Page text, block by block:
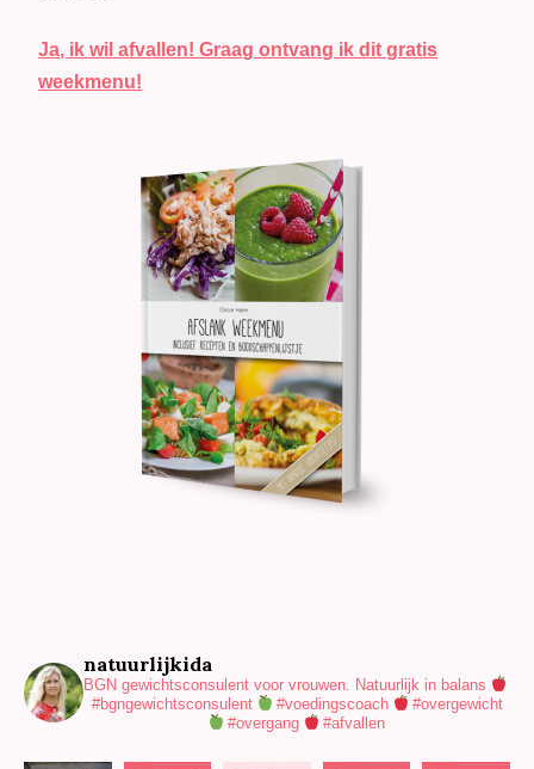
Ja, ik wil afvallen! Graag ontvang ik dit gratis
weekmenu!
natuurlijkida
BGN gewichtsconsulent voor vrouwen.
Natuurlijk in balans
#bgngewichtsconsulent
#voedingscoach
#overgewicht
#overgang
#afvallen